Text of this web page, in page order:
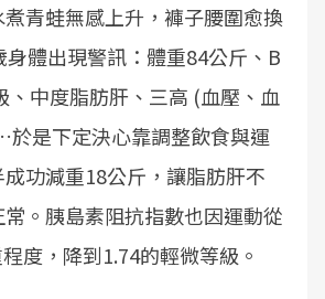
青蛙無感上升，褲子腰圍愈換
體出現警訊：體重84公斤、B
、中度脂肪肝、三高 (血壓、血
是下定決心靠調整飲食與運
功減重18公斤，讓脂肪肝不
。胰島素阻抗指數也因運動從
度，降到1.74的輕微等級。